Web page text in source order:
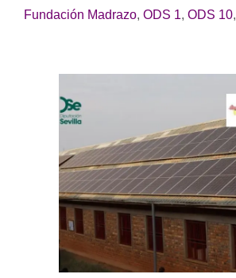
Fundación Madrazo, ODS 1, ODS 10,